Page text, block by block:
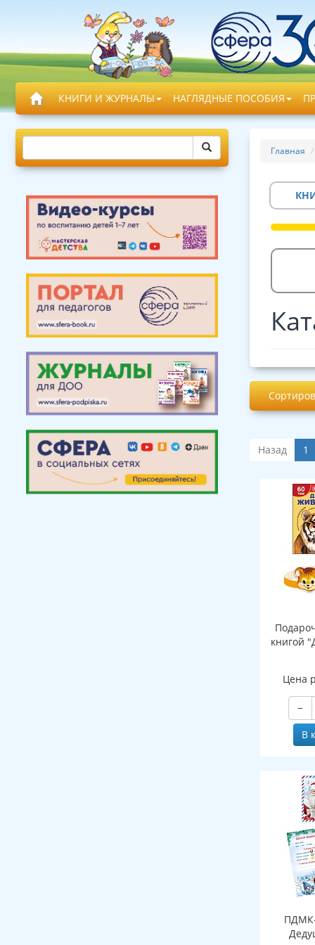
КНИГИ И ЖУРНАЛЫ НАГЛЯДНЫЕ ПОСОБИЯ
Главная
Назад 1
книгой
Цена
−
В